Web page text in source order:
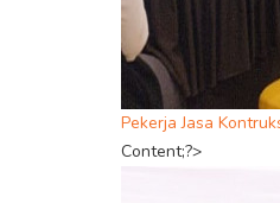
Pekerja Jasa
Content;?>